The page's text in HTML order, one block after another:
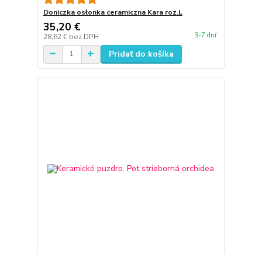
Doniczka osłonka ceramiczna Kara roz.L
35,20 €
28,62 € bez DPH 3-7 dní
Pridať do košíka